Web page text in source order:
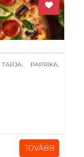
PAPRIKA,
TOVÁBB